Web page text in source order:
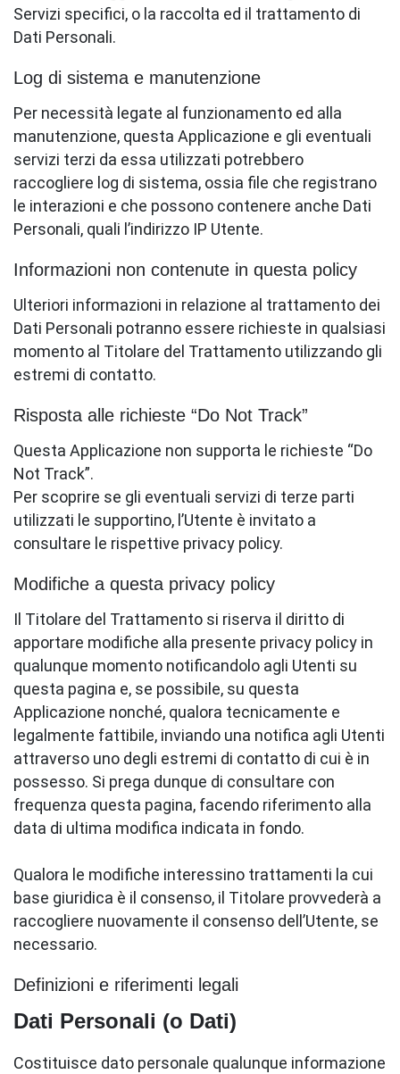
Servizi specifici, o la raccolta ed il trattamento di
Dati Personali.
Log di sistema e manutenzione
Per necessità legate al funzionamento ed alla
manutenzione, questa Applicazione e gli eventuali
servizi terzi da essa utilizzati potrebbero
raccogliere log di sistema, ossia file che registrano
le interazioni e che possono contenere anche Dati
Personali, quali l’indirizzo IP Utente.
Informazioni non contenute in questa policy
Ulteriori informazioni in relazione al trattamento dei
Dati Personali potranno essere richieste in qualsiasi
momento al Titolare del Trattamento utilizzando gli
estremi di contatto.
Risposta alle richieste “Do Not Track”
Questa Applicazione non supporta le richieste “Do
Not Track”.
Per scoprire se gli eventuali servizi di terze parti
utilizzati le supportino, l’Utente è invitato a
consultare le rispettive privacy policy.
Modifiche a questa privacy policy
Il Titolare del Trattamento si riserva il diritto di
apportare modifiche alla presente privacy policy in
qualunque momento notificandolo agli Utenti su
questa pagina e, se possibile, su questa
Applicazione nonché, qualora tecnicamente e
legalmente fattibile, inviando una notifica agli Utenti
attraverso uno degli estremi di contatto di cui è in
possesso. Si prega dunque di consultare con
frequenza questa pagina, facendo riferimento alla
data di ultima modifica indicata in fondo.
Qualora le modifiche interessino trattamenti la cui
base giuridica è il consenso, il Titolare provvederà a
raccogliere nuovamente il consenso dell’Utente, se
necessario.
Definizioni e riferimenti legali
Dati Personali (o Dati)
Costituisce dato personale qualunque informazione